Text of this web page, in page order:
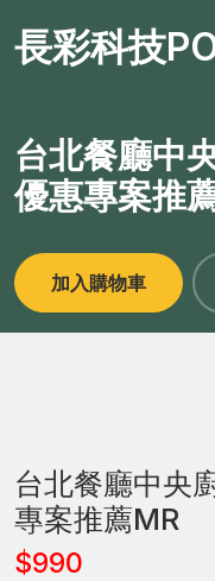
長彩科技
台北餐廳中
優惠專案推
加入購物車
台北餐廳中央
專案推薦MR
$990